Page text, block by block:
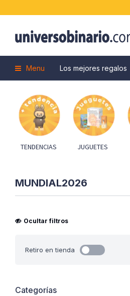
Menu Los mejores regalos
TENDENCIAS JUGUETES
MUNDIAL2026
Ocultar filtros
Categorías
Retiro en tienda